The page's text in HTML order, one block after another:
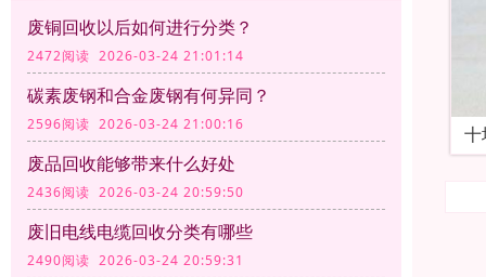
废铜回收以后如何进行分类？
2472阅读 2026-03-24 21:01:14
碳素废钢和合金废钢有何异同？
2596阅读 2026-03-24 21:00:16
废品回收能够带来什么好处
2436阅读 2026-03-24 20:59:50
废旧电线电缆回收分类有哪些
2490阅读 2026-03-24 20:59:31
十